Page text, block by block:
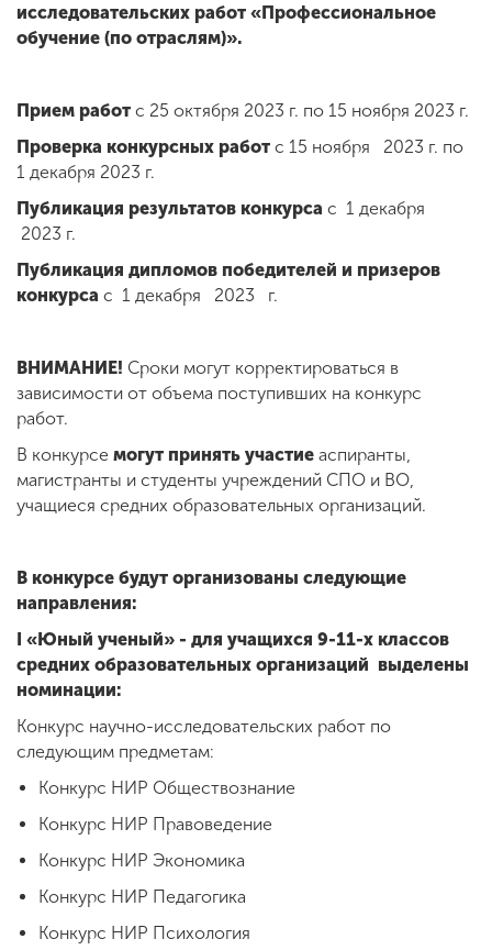
исследовательских работ «Профессиональное
обучение (по отраслям)».
Прием работ с 25 октября 2023 г. по 15 ноября 2023 г.
Проверка конкурсных работ с 15 ноября 2023 г. по
1 декабря 2023 г.
Публикация результатов конкурса с 1 декабря
2023 г.
Публикация дипломов победителей и призеров
конкурса с 1 декабря 2023 г.
ВНИМАНИЕ! Сроки могут корректироваться в
зависимости от объема поступивших на конкурс
работ.
В конкурсе могут принять участие аспиранты,
магистранты и студенты учреждений СПО и ВО,
учащиеся средних образовательных организаций.
В конкурсе будут организованы следующие
направления:
I «Юный ученый» - для учащихся 9-11-х классов
средних образовательных организаций выделены
номинации:
Конкурс научно-исследовательских работ по
следующим предметам:
Конкурс НИР Обществознание
Конкурс НИР Правоведение
Конкурс НИР Экономика
Конкурс НИР Педагогика
Конкурс НИР Психология